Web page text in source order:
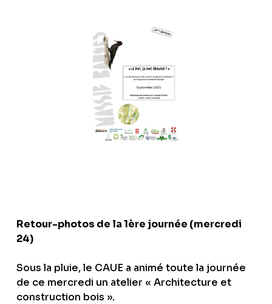
Retour-photos de la 1ère journée (mercredi
24)
Sous la pluie, le CAUE a animé toute la journée
de ce mercredi un atelier « Architecture et
construction bois ».